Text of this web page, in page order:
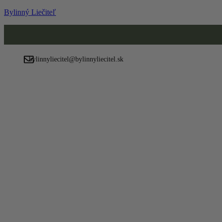
Bylinný Liečiteľ
Menubylinnyliecitel@bylinnyliecitel.sk